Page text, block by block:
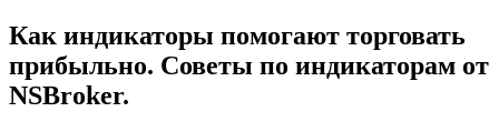
Как индикаторы помогают торговать
прибыльно. Советы по индикаторам от
NSBroker.